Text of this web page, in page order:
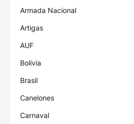
Armada Nacional
Artigas
AUF
Bolivia
Brasil
Canelones
Carnaval